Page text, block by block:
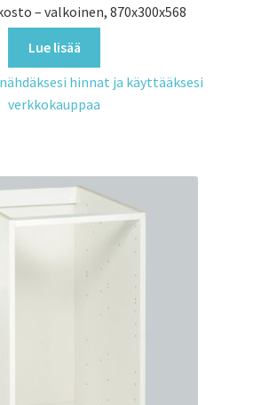
– valkoinen, 870x300x568
Lue lisää
hinnat ja käyttääksesi
verkkokauppaa